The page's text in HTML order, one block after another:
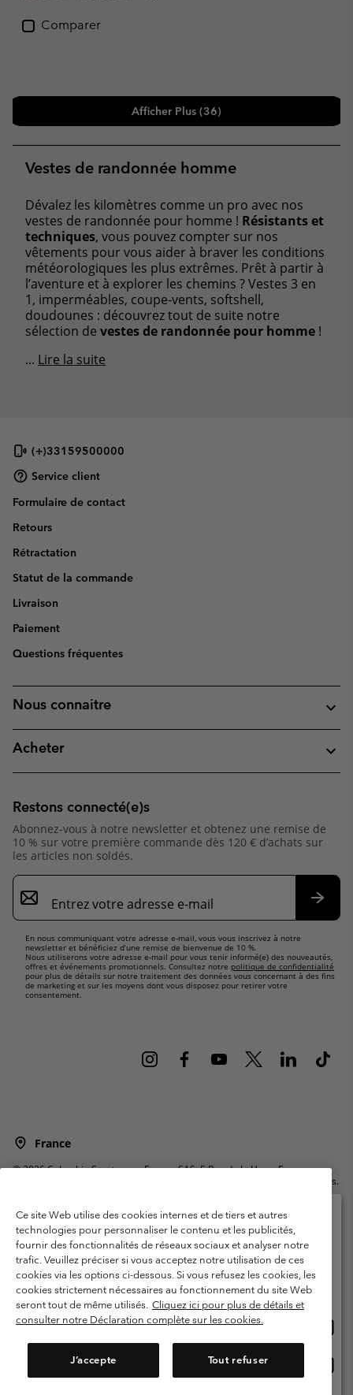
Comparer
Afficher Plus (36)
Vestes de randonnée homme
Dévalez les kilomètres comme un pro avec nos
vestes de randonnée pour homme ! Résistants et
techniques, vous pouvez compter sur nos
vêtements pour vous aider à braver les conditions
météorologiques les plus extrêmes. Prêt à partir à
l’aventure et à explorer les chemins ? Vestes 3 en
1, imperméables, coupe-vents, softshell,
doudounes : découvrez tout de suite notre
sélection de vestes de randonnée pour homme !
... Lire la suite
(+)33159500000
Service client
Formulaire de contact
Retours
Rétractation
Statut de la commande
Livraison
Paiement
Questions fréquentes
Nous connaitre
Acheter
Restons connecté(e)s
Abonnez-vous à notre newsletter et obtenez une remise de
10 % sur votre première commande dès 120 € d’achats sur
les articles non soldés.
Inscription
par
e-
En nous communiquant votre adresse e-mail, vous vous inscrivez à notre
newsletter et bénéficiez d’une remise de bienvenue de 10 %.
Nous utiliserons votre adresse e-mail pour vous tenir informé(e) des nouveautés,
offres et événements promotionnels. Consultez notre politique de confidentialité
pour plus de détails sur notre traitement des données vous concernant à des fins
de marketing et sur les moyens dont vous disposez pour retirer votre
consentement.
France
©2026Columbia Sportswear Europe SAS. 5 Rue de la Haye, Espace
Européen de l'entreprise 67300 Schiltigheim, France. Tous droits réservés.
Garanties Légales
Politique de confidentialité
Conditions d'utilisation - Membres
Conditions D'utilisation - Contenu généré par l'utilisateur
Impressum
Cookies
Public CBCR
Ce site Web utilise des cookies internes et de tiers et autres
technologies pour personnaliser le contenu et les publicités,
fournir des fonctionnalités de réseaux sociaux et analyser notre
trafic. Veuillez préciser si vous acceptez notre utilisation de ces
cookies via les options ci-dessous. Si vous refusez les cookies, les
cookies strictement nécessaires au fonctionnement du site Web
seront tout de même utilisés. Cliquez ici pour plus de détails et
consulter notre Déclaration complète sur les cookies.
J’accepte Tout refuser
Veuillez sélectionner votre pays d’expédition et
votre langue
Achats en ligne disponibles
United States
ligne
France